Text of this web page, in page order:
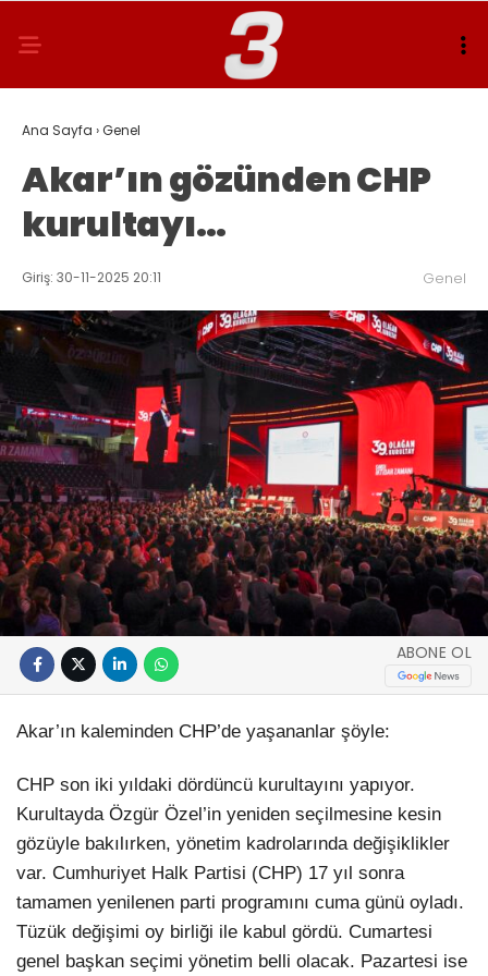
Ana Sayfa ›Genel
Akar’ın gözünden CHP
kurultayı…
Giriş: 30-11-2025 20:11 Genel
ABONE OL
Akar’ın kaleminden CHP’de yaşananlar şöyle:
CHP son iki yıldaki dördüncü kurultayını yapıyor.
Kurultayda Özgür Özel’in yeniden seçilmesine kesin
gözüyle bakılırken, yönetim kadrolarında değişiklikler
var. Cumhuriyet Halk Partisi (CHP) 17 yıl sonra
tamamen yenilenen parti programını cuma günü oyladı.
Tüzük değişimi oy birliği ile kabul gördü. Cumartesi
genel başkan seçimi yönetim belli olacak. Pazartesi ise